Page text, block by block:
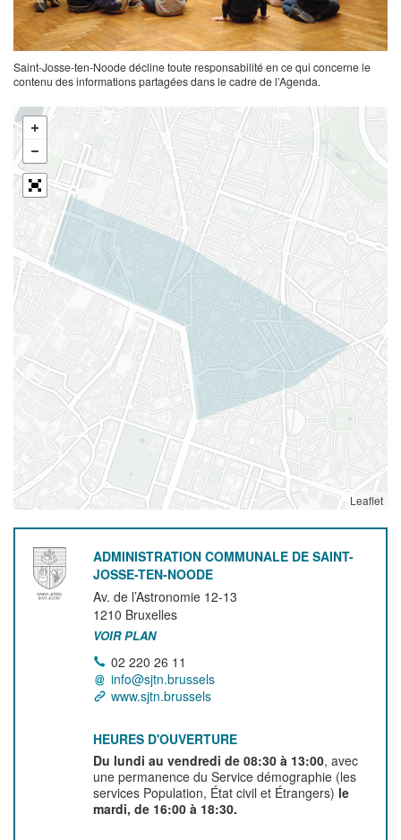
Saint-Josse-ten-Noode décline toute responsabilité en ce qui concerne le
contenu des informations partagées dans le cadre de l’Agenda.
Leaflet
ADMINISTRATION COMMUNALE DE SAINT-
JOSSE-TEN-NOODE
Av. de l’Astronomie 12-13
1210 Bruxelles
VOIR PLAN
02 220 26 11
info@sjtn.brussels
www.sjtn.brussels
HEURES D'OUVERTURE
Du lundi au vendredi de 08:30 à 13:00, avec
une permanence du Service démographie (les
services Population, État civil et Étrangers) le
mardi, de 16:00 à 18:30.